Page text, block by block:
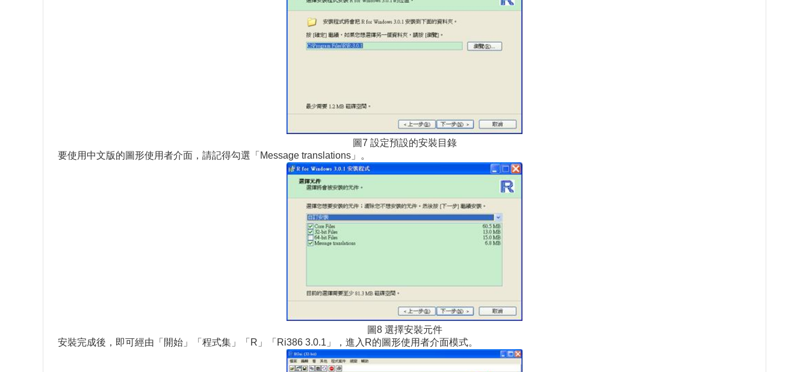
圖7 設定預設的安裝目錄
要使用中文版的圖形使用者介面，請記得勾選「Message translations」。
圖8 選擇安裝元件
安裝完成後，即可經由「開始」「程式集」「R」「Ri386 3.0.1」，進入R的圖形使用者介面模式。